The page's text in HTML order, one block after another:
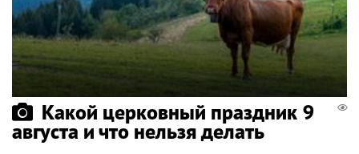
Какой церковный праздник 9
августа и что нельзя делать